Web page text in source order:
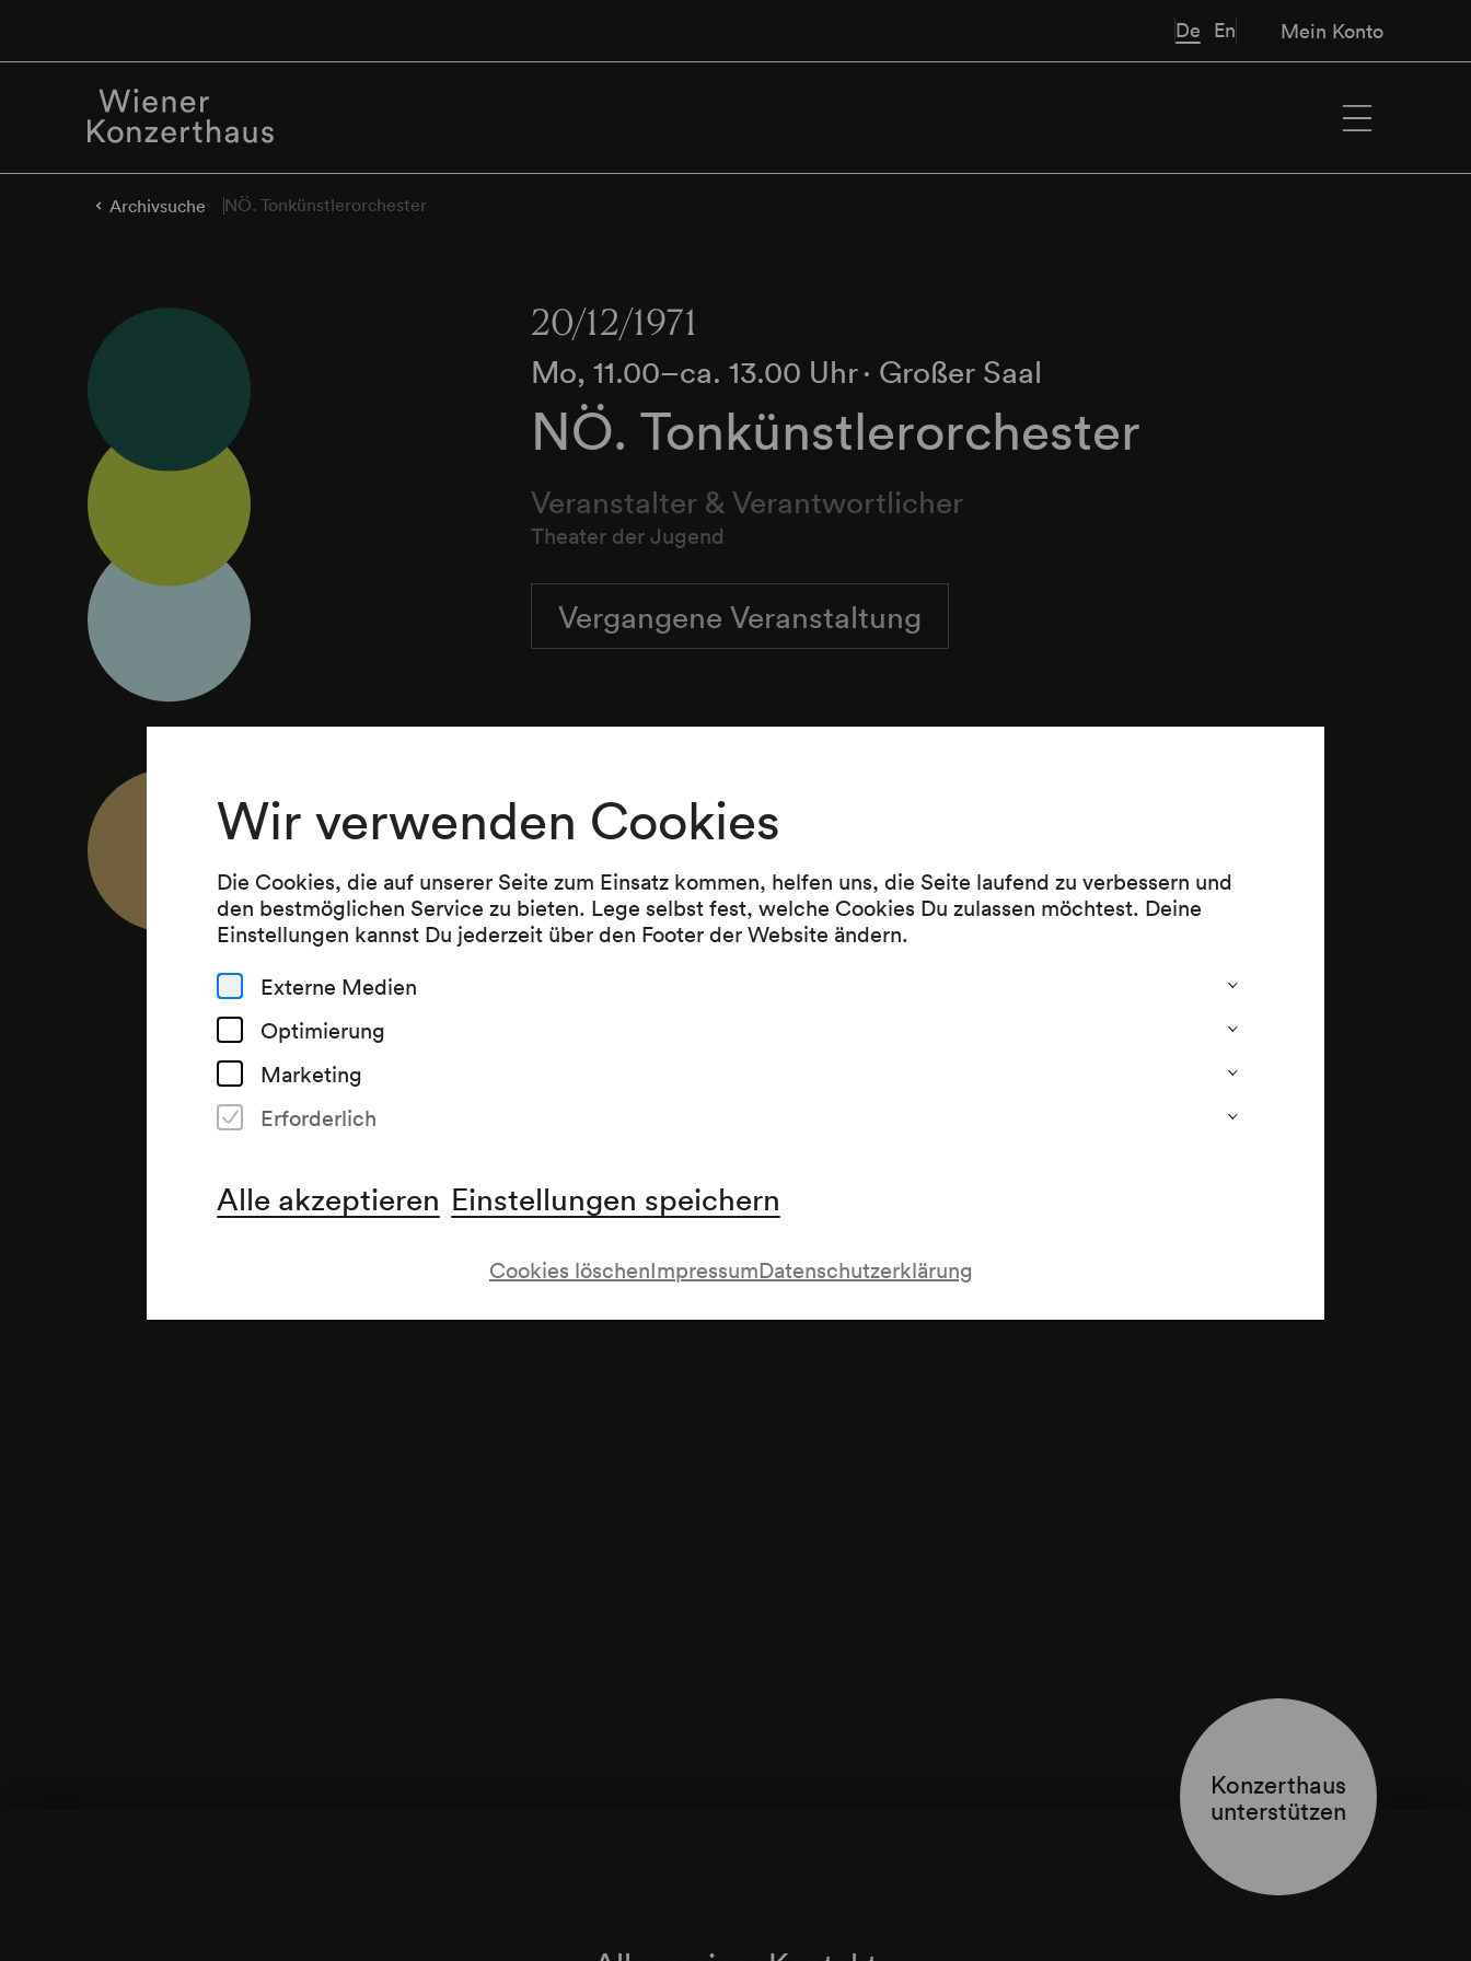
Wir verwenden Cookies
Die Cookies, die auf unserer Seite zum Einsatz kommen, helfen uns, die Seite laufend zu verbessern und
den bestmöglichen Service zu bieten. Lege selbst fest, welche Cookies Du zulassen möchtest. Deine
Einstellungen kannst Du jederzeit über den Footer der Website ändern.
Externe Medien
Optimierung
Marketing
Erforderlich
Alle akzeptieren Einstellungen speichern
Cookies löschenImpressumDatenschutzerklärung
De En Mein Konto
Archivsuche NÖ. Tonkünstlerorchester
20/12/1971
Mo, 11.00–ca. 13.00 Uhr∙ Großer Saal
NÖ. Tonkünstlerorchester
Veranstalter & Verantwortlicher
Theater der Jugend
Vergangene Veranstaltung
Anmerkung
Konzerthaus
unterstützen